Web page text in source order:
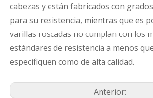
cabezas y están fabricados con
para su resistencia, mientras que es
varillas roscadas no cumplan con los
estándares de resistencia a menos
especifiquen como de alta calidad.
Anterior: